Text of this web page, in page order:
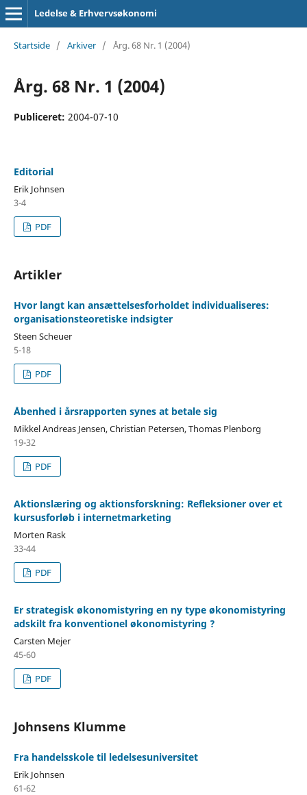
Ledelse & Erhvervsøkonomi
Startside / Arkiver / Årg. 68 Nr. 1 (2004)
Årg. 68 Nr. 1 (2004)
Publiceret: 2004-07-10
Editorial
Erik Johnsen
3-4
PDF
Artikler
Hvor langt kan ansættelsesforholdet individualiseres:
organisationsteoretiske indsigter
Steen Scheuer
5-18
PDF
Åbenhed i årsrapporten synes at betale sig
Mikkel Andreas Jensen, Christian Petersen, Thomas Plenborg
19-32
PDF
Aktionslæring og aktionsforskning: Refleksioner over et
kursusforløb i internetmarketing
Morten Rask
33-44
PDF
Er strategisk økonomistyring en ny type økonomistyring
adskilt fra konventionel økonomistyring ?
Carsten Mejer
45-60
PDF
Johnsens Klumme
Fra handelsskole til ledelsesuniversitet
Erik Johnsen
61-62